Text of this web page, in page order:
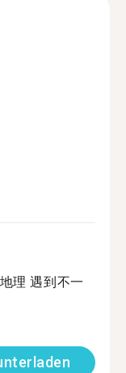
理 遇到不一